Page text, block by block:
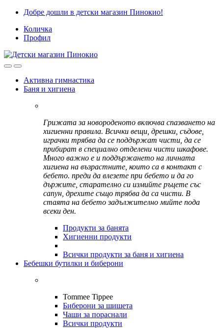
Skip
navigation
Skip
content
Добре дошли в детски магазин Пинокио!
Количка
Профил
Активна гимнастика
Баня и хигиена
Грижата за новороденото включва спазването на
хигиенни правила. Всички вещи, дрешки, съдове,
играчки трябва да се поддържат чисти, да се
прибират в специално отделени чисти шкафове.
Много важно е и поддържането на личната
хигиена на възрастните, които са в контакт с
бебето. преди да влезете при бебето и да го
държите, старателно си измийте ръцете със
сапун, дрехите също трябва да са чисти. В
стаята на бебето задължително мийте пода
всеки ден.
Продукти за банята
Хигиенни продукти
Всички продукти за баня и хигиена
Бебешки бутилки и биберони
Tommee Tippee
Биберони за шишета
Чаши за пораснали
Всички продукти